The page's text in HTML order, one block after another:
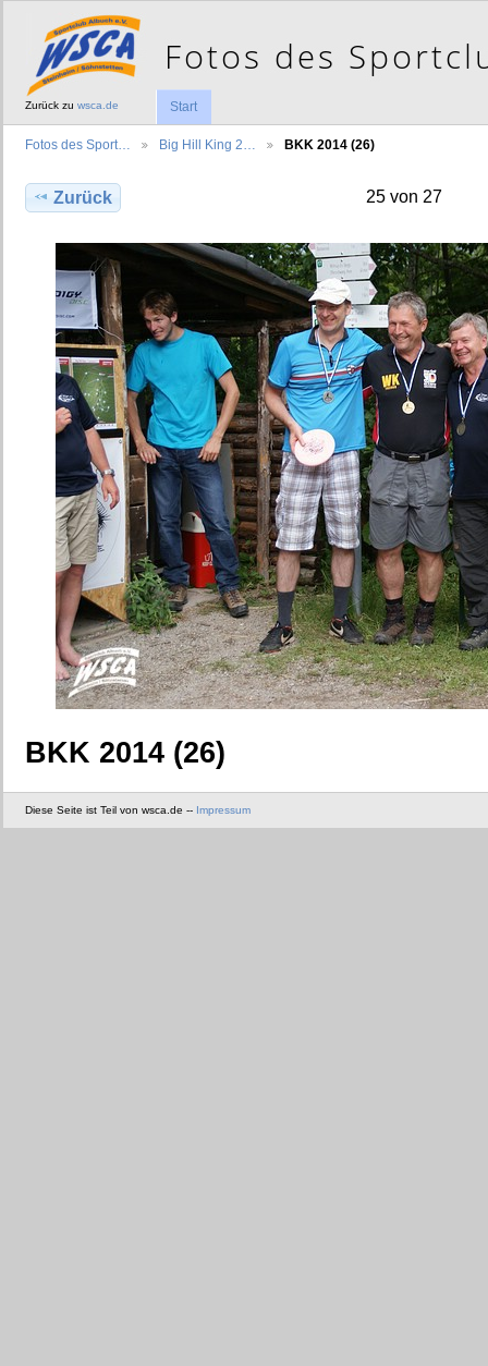
Zurück zu wsca.de Start
Fotos des Sport… Big Hill King 2… BKK 2014 (26)
Zurück 25 von 27
BKK 2014 (26)
Diese Seite ist Teil von wsca.de -- Impressum